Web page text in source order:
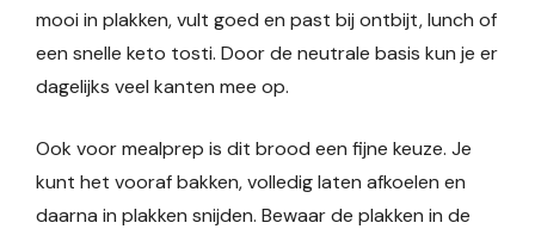
mooi in plakken, vult goed en past bij ontbijt, lunch of
een snelle keto tosti. Door de neutrale basis kun je er
dagelijks veel kanten mee op.
Ook voor mealprep is dit brood een fijne keuze. Je
kunt het vooraf bakken, volledig laten afkoelen en
daarna in plakken snijden. Bewaar de plakken in de